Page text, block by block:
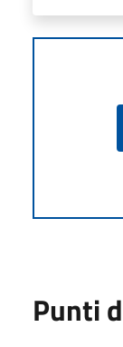
Punti